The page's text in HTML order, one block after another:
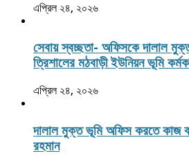
এপ্রিল ২৪, ২০২৬
সেবায় স্বচ্ছতা- অফিসকে দালাল
ত্রিশালের মঠবাড়ী ইউনিয়ন ভূমি
এপ্রিল ২৪, ২০২৬
দালাল মুক্ত ভূমি অফিস করতে কাজ
রহমান